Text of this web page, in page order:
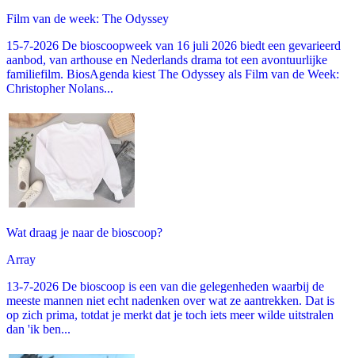
Film van de week: The Odyssey
15-7-2026 De bioscoopweek van 16 juli 2026 biedt een gevarieerd
aanbod, van arthouse en Nederlands drama tot een avontuurlijke
familiefilm. BiosAgenda kiest The Odyssey als Film van de Week:
Christopher Nolans...
Wat draag je naar de bioscoop?
Array
13-7-2026 De bioscoop is een van die gelegenheden waarbij de
meeste mannen niet echt nadenken over wat ze aantrekken. Dat is
op zich prima, totdat je merkt dat je toch iets meer wilde uitstralen
dan 'ik ben...